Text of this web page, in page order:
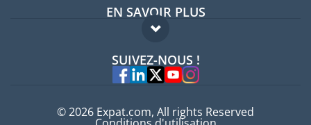
Guides pays
EN SAVOIR PLUS
FAQ
Experts
SUIVEZ-NOUS !
© 2026 Expat.com, All rights Reserved